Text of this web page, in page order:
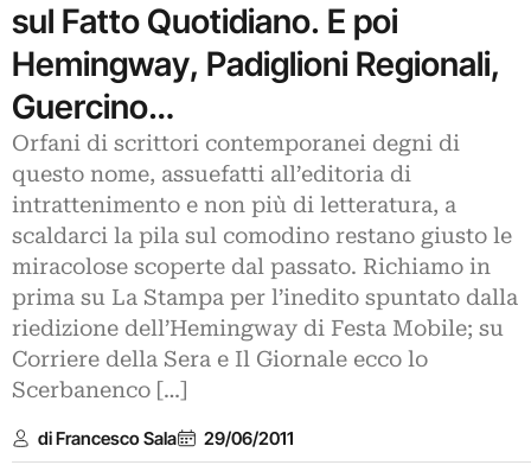
sul Fatto Quotidiano. E poi
Hemingway, Padiglioni Regionali,
Guercino…
Orfani di scrittori contemporanei degni di
questo nome, assuefatti all’editoria di
intrattenimento e non più di letteratura, a
scaldarci la pila sul comodino restano giusto le
miracolose scoperte dal passato. Richiamo in
prima su La Stampa per l’inedito spuntato dalla
riedizione dell’Hemingway di Festa Mobile; su
Corriere della Sera e Il Giornale ecco lo
Scerbanenco […]
di Francesco Sala 29/06/2011